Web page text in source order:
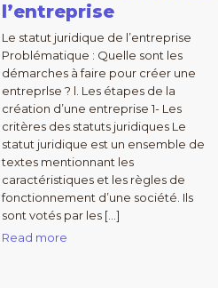
l’entreprise
Le statut juridique de l’entreprise
Problématique : Quelle sont les
démarches à faire pour créer une
entreprlse ? l. Les étapes de la
création d’une entreprise 1- Les
critères des statuts juridiques Le
statut juridique est un ensemble de
textes mentionnant les
caractéristiques et les règles de
fonctionnement d’une société. Ils
sont votés par les […]
Read more